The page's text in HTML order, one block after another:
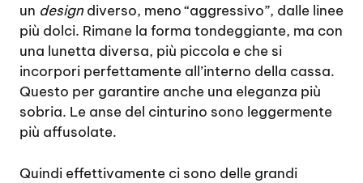
un design diverso, meno “aggressivo”, dalle linee
più dolci. Rimane la forma tondeggiante, ma con
una lunetta diversa, più piccola e che si
incorpori perfettamente all’interno della cassa.
Questo per garantire anche una eleganza più
sobria. Le anse del cinturino sono leggermente
più affusolate.
Quindi effettivamente ci sono delle grandi